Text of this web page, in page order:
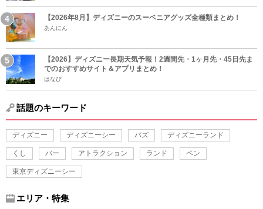
【2026年8月】ディズニーのスーベニアグッズ全種類まとめ！
あんにん
【2026】ディズニー長期天気予報！2週間先・1ヶ月先・45日先ま
でのおすすめサイト＆アプリまとめ！
はなび
話題のキーワード
ディズニー ディズニーシー バズ ディズニーランド
くし バー アトラクション ランド ペン
東京ディズニーシー
エリア・特集